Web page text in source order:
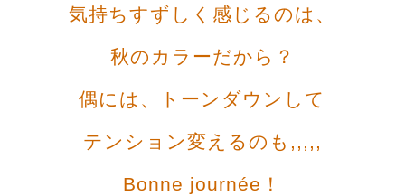
気持ちすずしく感じるのは、
秋のカラーだから？
偶には、トーンダウンして
テンション変えるのも,,,,,
Bonne journée！